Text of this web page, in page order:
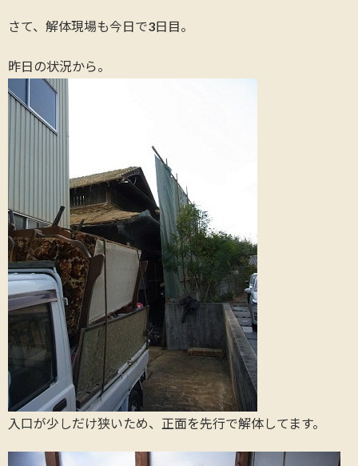
さて、解体現場も今日で3日目。
昨日の状況から。
入口が少しだけ狭いため、正面を先行で解体してます。